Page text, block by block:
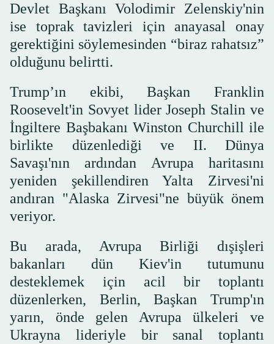
Devlet Başkanı Volodimir Zelenskiy'nin
ise toprak tavizleri için anayasal onay
gerektiğini söylemesinden “biraz rahatsız”
olduğunu belirtti.
Trump’ın ekibi, Başkan Franklin
Roosevelt'in Sovyet lider Joseph Stalin ve
İngiltere Başbakanı Winston Churchill ile
birlikte düzenlediği ve II. Dünya
Savaşı'nın ardından Avrupa haritasını
yeniden şekillendiren Yalta Zirvesi'ni
andıran "Alaska Zirvesi"ne büyük önem
veriyor.
Bu arada, Avrupa Birliği dışişleri
bakanları dün Kiev'in tutumunu
desteklemek için acil bir toplantı
düzenlerken, Berlin, Başkan Trump'ın
yarın, önde gelen Avrupa ülkeleri ve
Ukrayna lideriyle bir sanal toplantı